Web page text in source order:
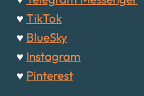
♥TikTok
♥ BlueSky
♥ Instagram
♥ Pinterest